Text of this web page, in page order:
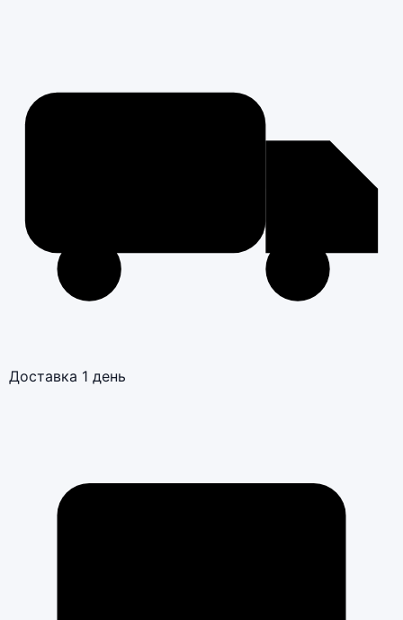
Доставка 1 день